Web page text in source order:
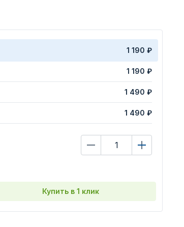
1 190 ₽
1 190 ₽
1 490 ₽
1 490 ₽
Купить в 1 клик